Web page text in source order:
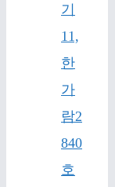
기
11,
한
가
람2
840
호